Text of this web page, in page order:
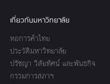
เกี่ยวกับมหาวิทยาลัย
หอการค้าไทย
ประวัติมหาวิทยาลัย
ปรัชญา วิสัยทัศน์ และพันธกิจ
กรรมการสภาฯ